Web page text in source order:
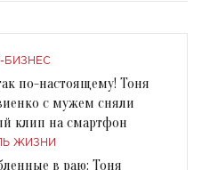
БИЗНЕС
по-настоящему! Тоня
с мужем сняли
клип на смартфон
ЖИЗНИ
в раю: Тоня